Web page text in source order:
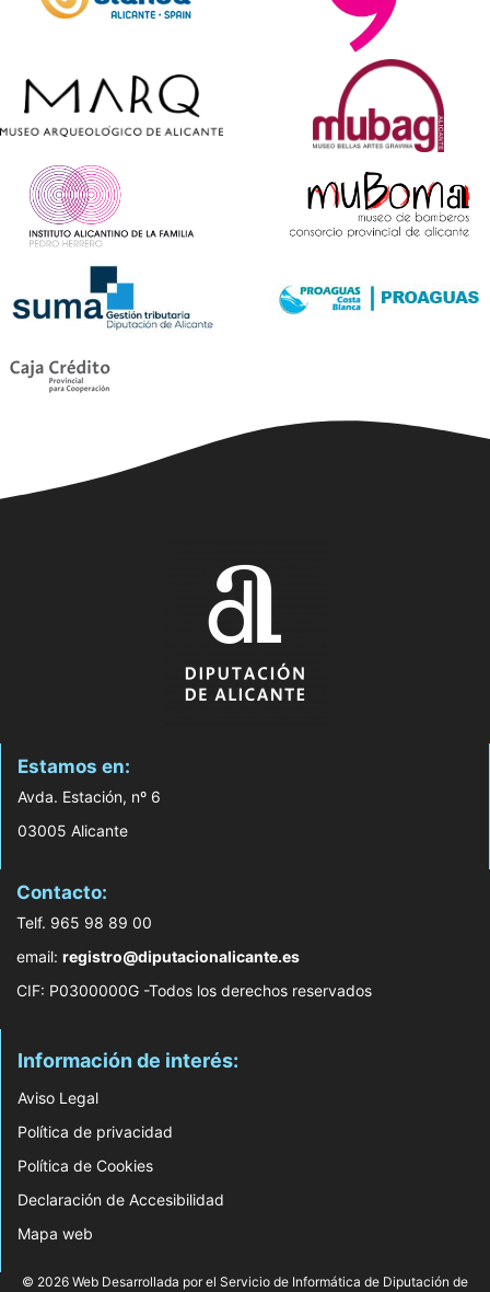
Estamos en:
Avda. Estación, nº 6
03005 Alicante
Contacto:
Telf. 965 98 89 00
email: registro@diputacionalicante.es
CIF: P0300000G -Todos los derechos reservados
Información de interés:
Aviso Legal
Política de privacidad
Política de Cookies
Declaración de Accesibilidad
Mapa web
© 2026 Web Desarrollada por el Servicio de Informática de Diputación de